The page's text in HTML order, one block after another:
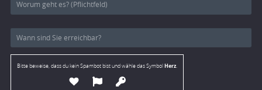
Bitte beweise, dass du kein Spambot bist und wähle das SymbolHerz.